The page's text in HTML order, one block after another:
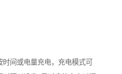
间或电量充电，充电模式可